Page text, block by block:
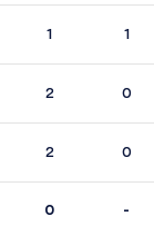
1 1
2 0
2 0
0 -